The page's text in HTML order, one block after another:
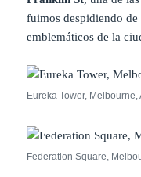
fuimos despidiendo
emblemáticos de la
Eureka Tower, Melbourne,
Federation Square,